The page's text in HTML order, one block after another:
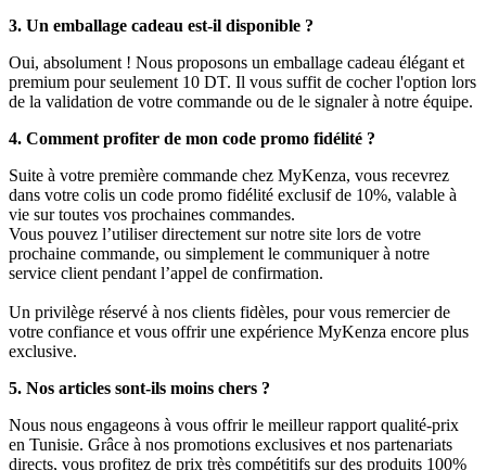
3. Un emballage cadeau est-il disponible ?
Oui, absolument ! Nous proposons un emballage cadeau élégant et
premium pour seulement 10 DT. Il vous suffit de cocher l'option lors
de la validation de votre commande ou de le signaler à notre équipe.
4. Comment profiter de mon code promo fidélité ?
Suite à votre première commande chez MyKenza, vous recevrez
dans votre colis un code promo fidélité exclusif de 10%, valable à
vie sur toutes vos prochaines commandes.
Vous pouvez l’utiliser directement sur notre site lors de votre
prochaine commande, ou simplement le communiquer à notre
service client pendant l’appel de confirmation.
Un privilège réservé à nos clients fidèles, pour vous remercier de
votre confiance et vous offrir une expérience MyKenza encore plus
exclusive.
5. Nos articles sont-ils moins chers ?
Nous nous engageons à vous offrir le meilleur rapport qualité-prix
en Tunisie. Grâce à nos promotions exclusives et nos partenariats
directs, vous profitez de prix très compétitifs sur des produits 100%